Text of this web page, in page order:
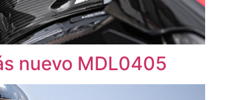
nuevo MDL0405